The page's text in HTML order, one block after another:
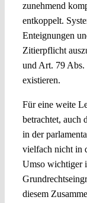
zunehmend
entkoppelt.
Enteignungen
Zitierpflicht
und Art. 79
existieren.
Für eine weite
betrachtet, auch
in der
vielfach nicht in
Umso wichtiger
diesem